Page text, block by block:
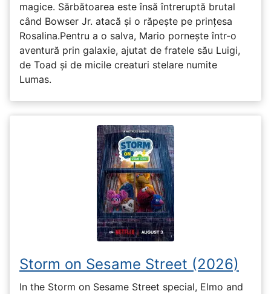
magice. Sărbătoarea este însă întreruptă brutal
când Bowser Jr. atacă și o răpește pe prinţesa
Rosalina.Pentru a o salva, Mario pornește într-o
aventură prin galaxie, ajutat de fratele său Luigi,
de Toad și de micile creaturi stelare numite
Lumas.
Storm on Sesame Street (2026)
In the Storm on Sesame Street special, Elmo and